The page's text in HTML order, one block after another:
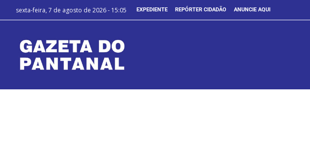
sexta-feira, 7 de agosto de 2026 - 15:05 EXPEDIENTE REPÓRTER CIDADÃO ANUNCIE AQUI